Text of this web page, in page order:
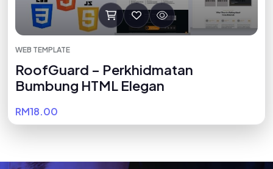
WEB TEMPLATE
RoofGuard – Perkhidmatan
Bumbung HTML Elegan
RM18.00